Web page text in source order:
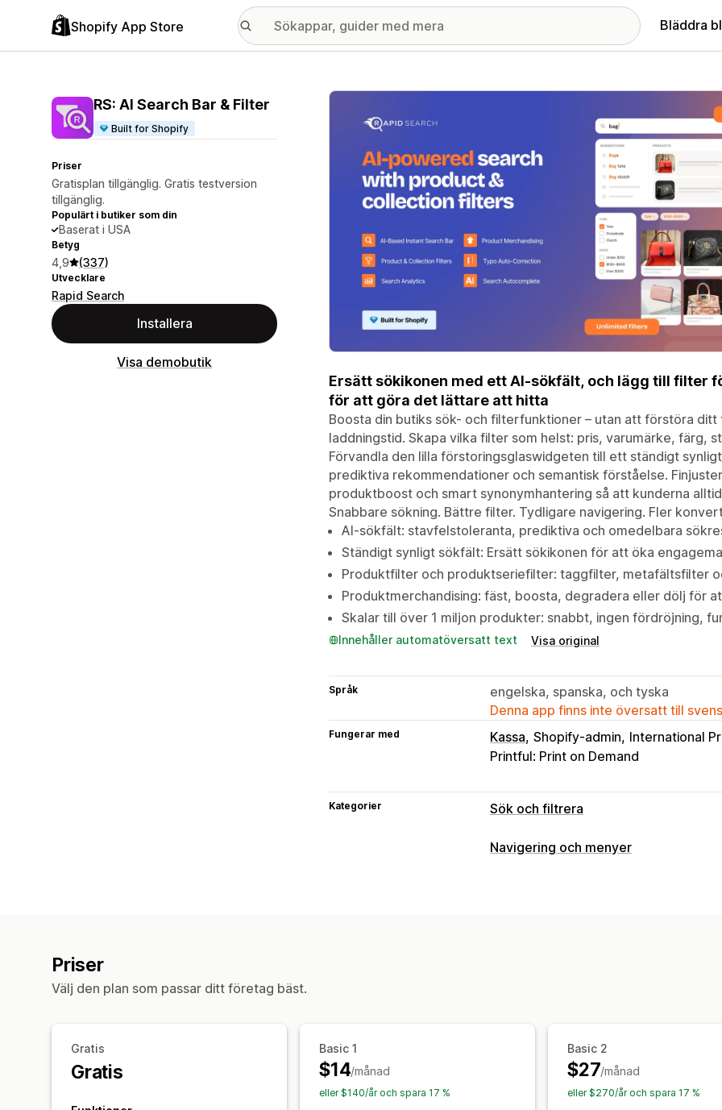
Shopify App Store Bläddra
RS: AI Search Bar & Filter
Built for Shopify
Priser
Gratisplan tillgänglig. Gratis testversion
tillgänglig.
Populärt i butiker som din
Baserat i USA
Betyg
4,9 (337)
Utvecklare
Rapid Search
Installera
Visa demobutik
Galleri med utvalda bilder
Ersätt sökikonen med ett AI-sökfält, och lägg till filter
för att göra det lättare att hitta
Boosta din butiks sök- och filterfunktioner – utan att förstöra ditt
laddningstid. Skapa vilka filter som helst: pris, varumärke, färg,
Förvandla den lilla förstoringsglaswidgeten till ett ständigt
prediktiva rekommendationer och semantisk förståelse.
produktboost och smart synonymhantering så att kunderna
Snabbare sökning. Bättre filter. Tydligare navigering. Fler
AI-sökfält: stavfelstoleranta, prediktiva och omedelbara
Ständigt synligt sökfält: Ersätt sökikonen för att öka
Produktfilter och produktseriefilter: taggfilter, metafältsfilter
Produktmerchandising: fäst, boosta, degradera eller dölj för
Skalar till över 1 miljon produkter: snabbt, ingen fördröjning,
Innehåller automatöversatt text Visa original
Språk
engelska, spanska, och tyska
Denna app finns inte översatt till
Fungerar med Kassa Shopify-admin International
Printful: Print on Demand
Kategorier Sök och filtrera
Sökfunktioner
Analysverktyg
Konverteringsspårning
Beteendeinsikter
Sökfrågor
Navigering och menyer
Priser
Välj den plan som passar ditt företag bäst.
Gratis
Gratis
Basic 1
$14/månad
eller $140/år och spara 17 %
Basic 2
$27/månad
eller $270/år och spara 17 %